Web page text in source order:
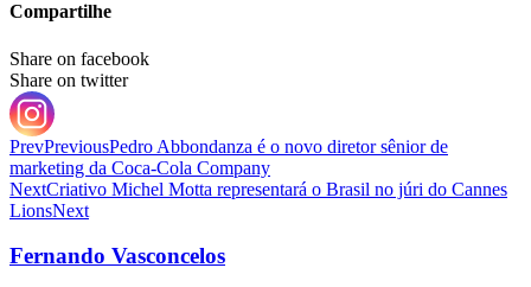
Compartilhe
Share on facebook
Share on twitter
PrevPreviousPedro Abbondanza é o novo diretor sênior de
marketing da Coca-Cola Company
NextCriativo Michel Motta representará o Brasil no júri do Cannes
LionsNext
Fernando Vasconcelos